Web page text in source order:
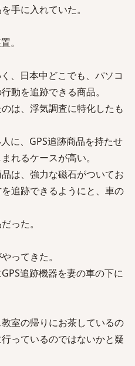
手に入れていた。
。
、日本中どこでも、パソコ
動を追跡できる商品。
は、浮気調査に特化したも
に、GPS追跡商品を持たせ
れるケースが高い。
は、強力な磁石がついてお
追跡できるようにと、車の
った。
ってきた。
追跡機器を妻の車の下に
室の帰りにお茶しているの
っているのではないかと疑